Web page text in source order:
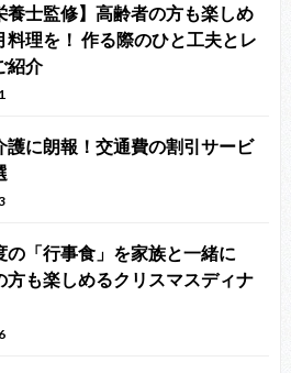
養士監修】高齢者の方も楽しめ
料理を！ 作る際のひと工夫とレ
紹介
護に朗報！交通費の割引サービ
の「行事食」を家族と一緒に
方も楽しめるクリスマスディナ